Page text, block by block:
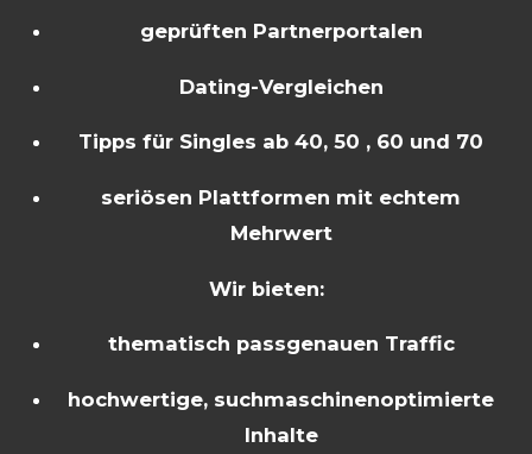
geprüften Partnerportalen
Dating-Vergleichen
Tipps für Singles ab 40, 50 , 60 und 70
seriösen Plattformen mit echtem
Mehrwert
Wir bieten:
thematisch passgenauen Traffic
hochwertige, suchmaschinenoptimierte
Inhalte